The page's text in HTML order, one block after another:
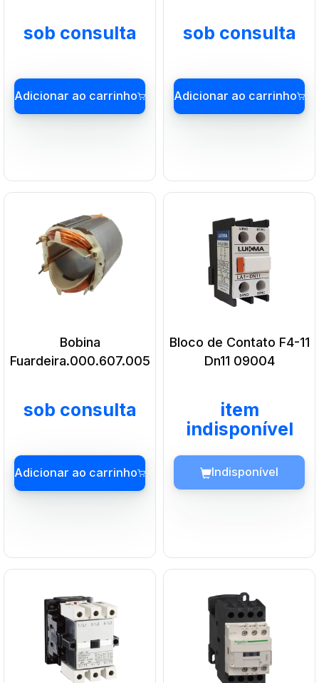
sob consulta
Adicionar ao carrinho
sob consulta
Adicionar ao
Bobina
Fuardeira.000.607.005
sob consulta
Bloco de Contato F4-11
Dn11 09004
item
indisponível